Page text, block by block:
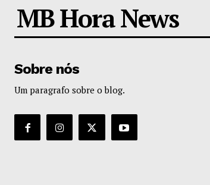
MB Hora News
Sobre nós
Um paragrafo sobre o blog.